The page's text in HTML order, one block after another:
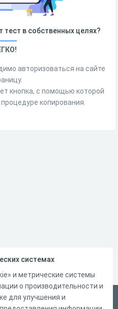
тест в собственных целях?
авторизоваться на сайте
кнопка, с помощью которой
копирования.
системах
и метрические системы
о производительности и
для улучшения и